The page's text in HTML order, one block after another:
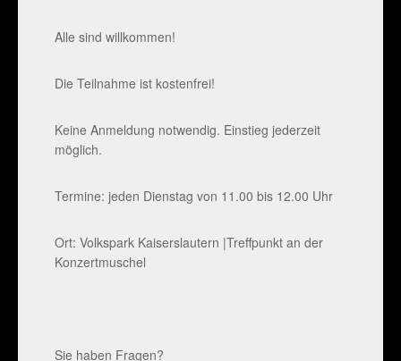
Alle sind willkommen!
Die Teilnahme ist kostenfrei!
Keine Anmeldung notwendig. Einstieg jederzeit
möglich.
Termine: jeden Dienstag von 11.00 bis 12.00 Uhr
Ort: Volkspark Kaiserslautern |Treffpunkt an der
Konzertmuschel
Sie haben Fragen?